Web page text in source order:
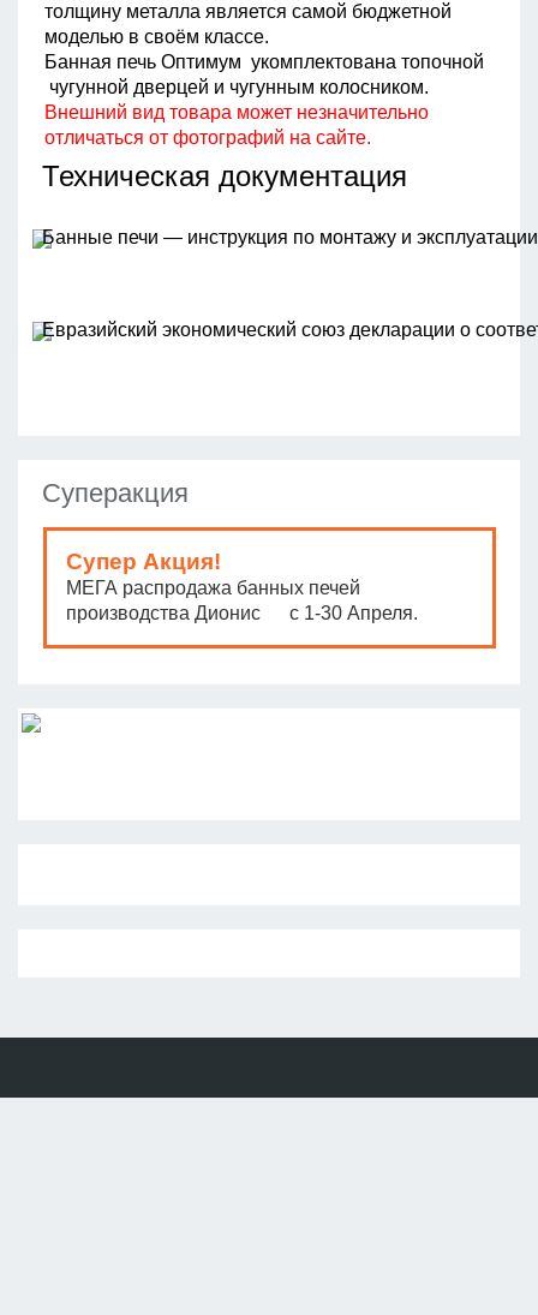
толщину металла является самой бюджетной
моделью в своём классе.
Банная печь Оптимум укомплектована топочной
чугунной дверцей и чугунным колосником.
Внешний вид товара может незначительно
отличаться от фотографий на сайте.
Техническая документация
Банные печи — инструкция по монтажу и эксплуатации
Евразийский экономический союз декларации о
Суперакция
Супер Акция!
МЕГА распродажа банных печей
производства Дионис с 1-30 Апреля.